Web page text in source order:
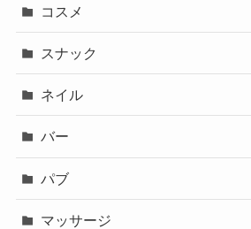
コスメ
スナック
ネイル
バー
パブ
マッサージ